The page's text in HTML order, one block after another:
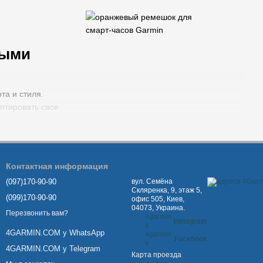
и стиля.
свое
Контактная информация
(097)170-90-90
(099)170-90-90
Перезвонить вам?
4GARMIN.COM у WhatsApp
4GARMIN.COM у Telegram
вул. Семёна
Скляренка, 9, этаж 5,
офис 505, Киев,
04073, Украина.
4garmin
в
Instagram
4garmin
в
Facebook
Карта проезда